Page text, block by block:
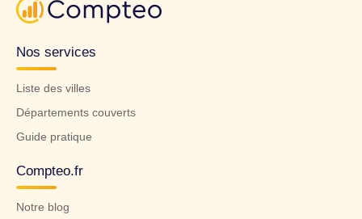
Nos services
Liste des villes
Départements couverts
Guide pratique
Compteo.fr
Notre blog